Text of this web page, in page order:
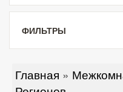
Главная »
ФИЛЬТРЫ